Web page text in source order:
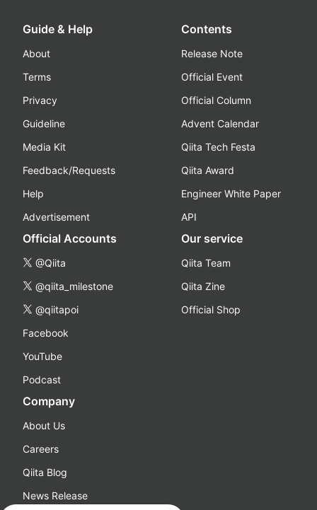
Guide & Help
About
Terms
Privacy
Guideline
Media Kit
Feedback/Requests
Help
Advertisement
Contents
Release Note
Official Event
Official Column
Advent Calendar
Qiita Tech Festa
Qiita Award
Engineer White Paper
API
Official Accounts
@Qiita
@qiita_milestone
@qiitapoi
Facebook
YouTube
Podcast
Our service
Qiita Team
Qiita Zine
Official Shop
Company
About Us
Careers
Qiita Blog
News Release